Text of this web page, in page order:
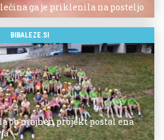
ga je priklenila na posteljo
BIBALEZE.SI
bo majhen projekt postal ena